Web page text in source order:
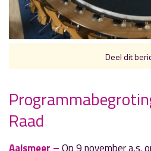
Deel dit
» Volgend nieuwsbericht
Klimaatburgemeester
7 november 2023
Raad